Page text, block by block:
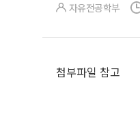
자유전공학부
첨부파일 참고